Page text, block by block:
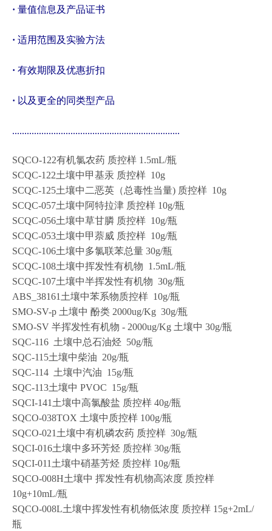
· 量值信息及产品证书
· 适用范围及实验方法
· 有效期限及优惠折扣
· 以及更全的同类型产品
.....................................................................
SQCO-122有机氯农药 质控样 1.5mL/瓶
SCQC-122土壤中甲基汞 质控样 10g
SCQC-125土壤中二恶英（总毒性当量) 质控样 10g
SCQC-057土壤中阿特拉津 质控样 10g/瓶
SCQC-056土壤中草甘膦 质控样 10g/瓶
SCQC-053土壤中甲萘威 质控样 10g/瓶
SCQC-106土壤中多氯联苯总量 30g/瓶
SCQC-108土壤中挥发性有机物 1.5mL/瓶
SCQC-107土壤中半挥发性有机物 30g/瓶
ABS_38161土壤中苯系物质控样 10g/瓶
SMO-SV-p 土壤中 酚类 2000ug/Kg 30g/瓶
SMO-SV 半挥发性有机物 - 2000ug/Kg 土壤中 30g/瓶
SQC-116 土壤中总石油烃 50g/瓶
SQC-115土壤中柴油 20g/瓶
SQC-114 土壤中汽油 15g/瓶
SQC-113土壤中 PVOC 15g/瓶
SQCI-141土壤中高氯酸盐 质控样 40g/瓶
SQCO-038TOX 土壤中质控样 100g/瓶
SQCO-021土壤中有机磷农药 质控样 30g/瓶
SQCI-016土壤中多环芳烃 质控样 30g/瓶
SQCI-011土壤中硝基芳烃 质控样 10g/瓶
SQCO-008H土壤中 挥发性有机物高浓度 质控样
10g+10mL/瓶
SQCO-008L土壤中挥发性有机物低浓度 质控样 15g+2mL/
瓶